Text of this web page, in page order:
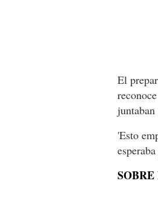
El
juntaban
'Esto